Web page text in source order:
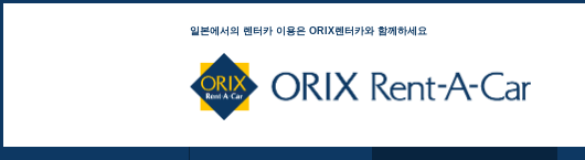
일본에서의 렌터카 이용은 ORIX렌터카와 함께하세요